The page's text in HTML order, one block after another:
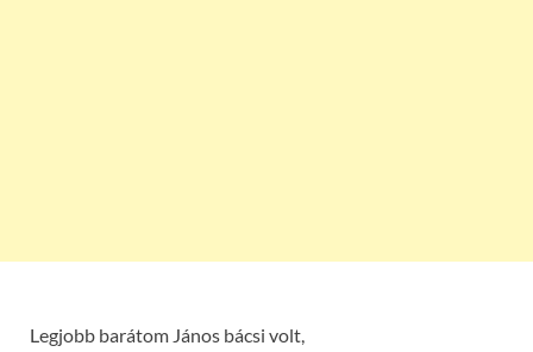
Legjobb barátom János bácsi volt,